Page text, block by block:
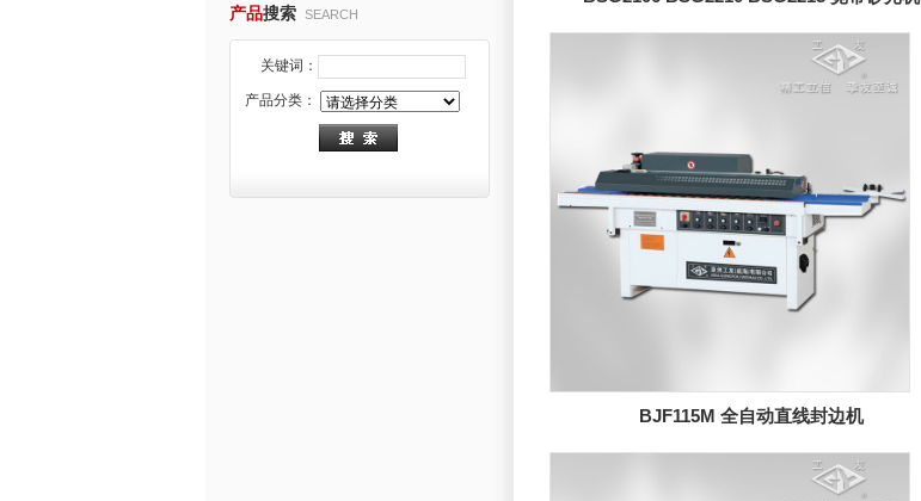
产品搜索 SEARCH
关键词：
产品分类：
BJF115M 全自动直线封边机